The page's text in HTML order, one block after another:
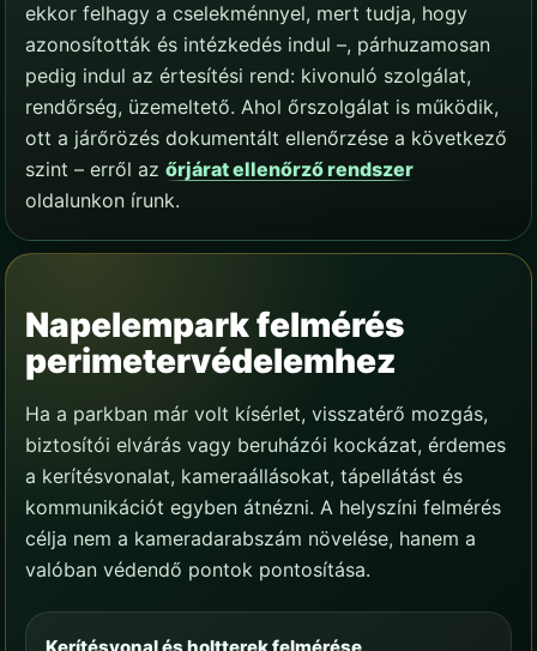
ekkor felhagy a cselekménnyel, mert tudja, hogy
azonosították és intézkedés indul –, párhuzamosan
pedig indul az értesítési rend: kivonuló szolgálat,
rendőrség, üzemeltető. Ahol őrszolgálat is működik,
ott a járőrözés dokumentált ellenőrzése a következő
szint – erről az őrjárat ellenőrző rendszer
oldalunkon írunk.
Napelempark felmérés
perimetervédelemhez
Ha a parkban már volt kísérlet, visszatérő mozgás,
biztosítói elvárás vagy beruházói kockázat, érdemes
a kerítésvonalat, kameraállásokat, tápellátást és
kommunikációt egyben átnézni. A helyszíni felmérés
célja nem a kameradarabszám növelése, hanem a
valóban védendő pontok pontosítása.